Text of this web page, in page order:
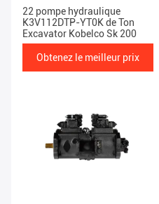
22 pompe hydraulique
K3V112DTP-YT0K de Ton
Excavator Kobelco Sk 200
Obtenez le meilleur prix